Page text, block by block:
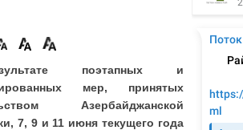
поэтапных и
мер, принятых
Азербайджанской
7, 9 и 11 июня текущего года